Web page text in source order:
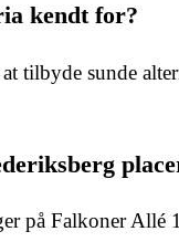
kendt for?
tilbyde sunde
på Falkoner Allé